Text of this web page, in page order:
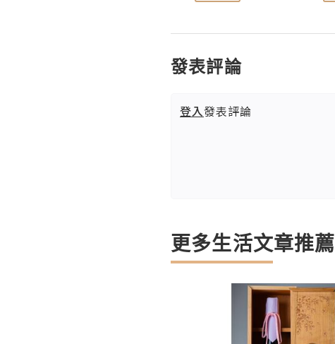
發表評論
登入發表評論
更多生活文章推薦